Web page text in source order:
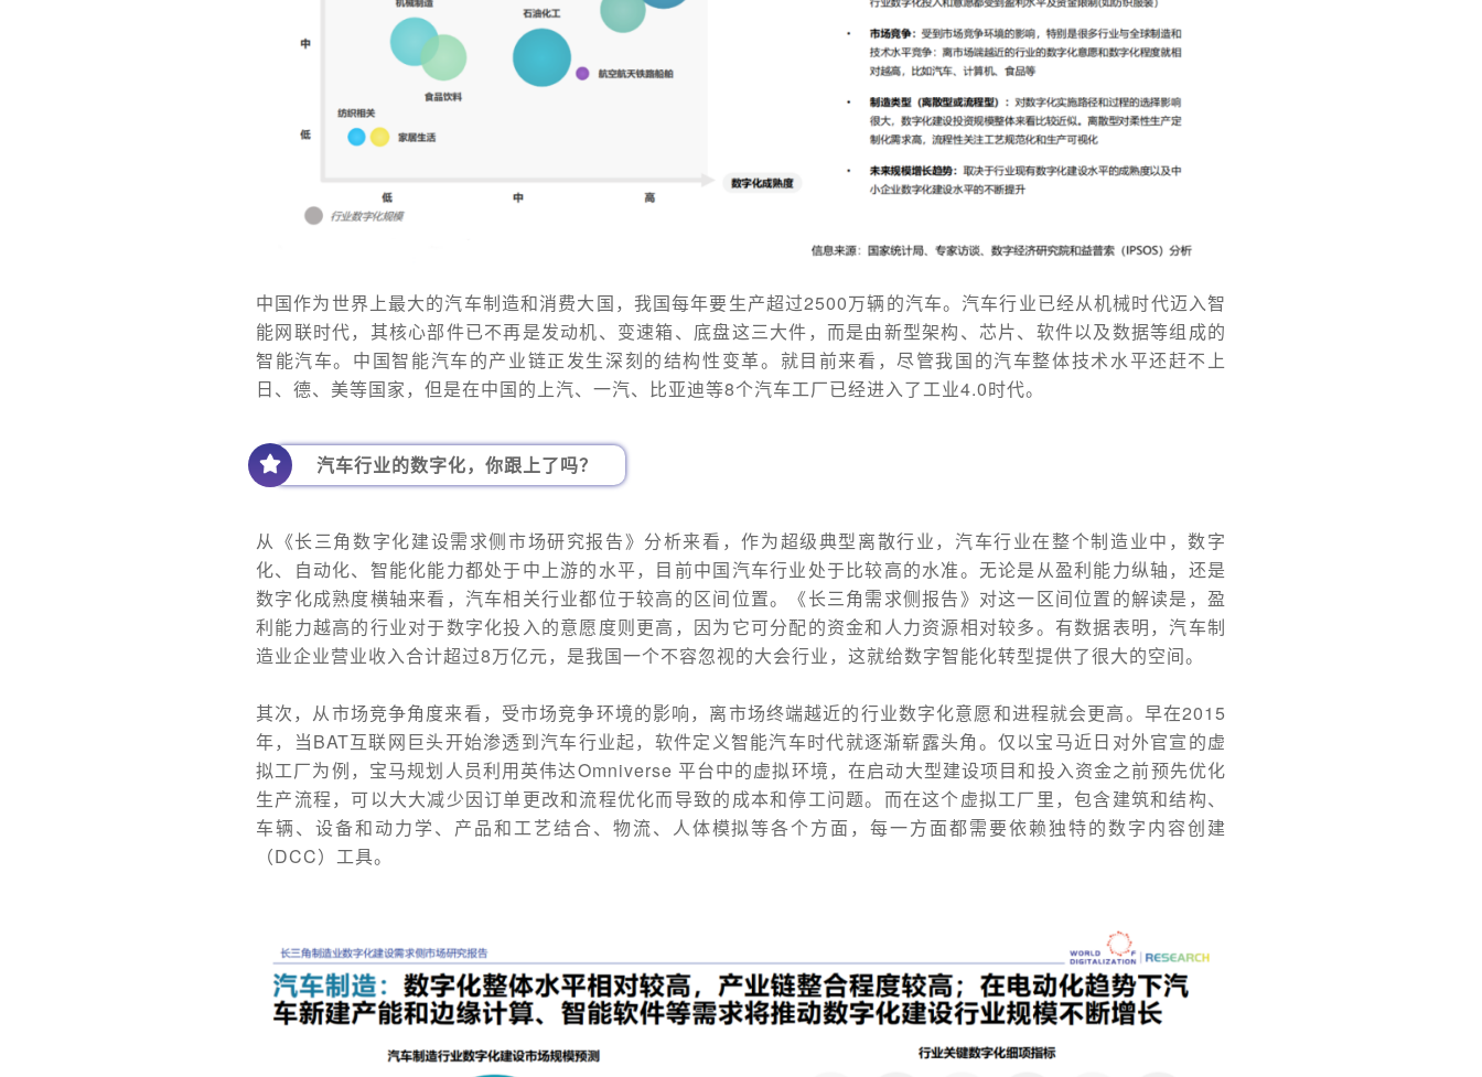
中国作为世界上最大的汽车制造和消费大国，我国每年要生产超过2500万辆的汽车。汽车行业已经从机械时代迈入智
能网联时代，其核心部件已不再是发动机、变速箱、底盘这三大件，而是由新型架构、芯片、软件以及数据等组成的
智能汽车。中国智能汽车的产业链正发生深刻的结构性变革。就目前来看，尽管我国的汽车整体技术水平还赶不上
日、德、美等国家，但是在中国的上汽、一汽、比亚迪等8个汽车工厂已经进入了工业4.0时代。
汽车行业的数字化，你跟上了吗？
从《长三角数字化建设需求侧市场研究报告》分析来看，作为超级典型离散行业，汽车行业在整个制造业中，数字
化、自动化、智能化能力都处于中上游的水平，目前中国汽车行业处于比较高的水准。无论是从盈利能力纵轴，还是
数字化成熟度横轴来看，汽车相关行业都位于较高的区间位置。《长三角需求侧报告》对这一区间位置的解读是，盈
利能力越高的行业对于数字化投入的意愿度则更高，因为它可分配的资金和人力资源相对较多。有数据表明，汽车制
造业企业营业收入合计超过8万亿元，是我国一个不容忽视的大会行业，这就给数字智能化转型提供了很大的空间。
其次，从市场竞争角度来看，受市场竞争环境的影响，离市场终端越近的行业数字化意愿和进程就会更高。早在2015
年，当BAT互联网巨头开始渗透到汽车行业起，软件定义智能汽车时代就逐渐崭露头角。仅以宝马近日对外官宣的虚
拟工厂为例，宝马规划人员利用英伟达Omniverse 平台中的虚拟环境，在启动大型建设项目和投入资金之前预先优化
生产流程，可以大大减少因订单更改和流程优化而导致的成本和停工问题。而在这个虚拟工厂里，包含建筑和结构、
车辆、设备和动力学、产品和工艺结合、物流、人体模拟等各个方面，每一方面都需要依赖独特的数字内容创建
（DCC）工具。